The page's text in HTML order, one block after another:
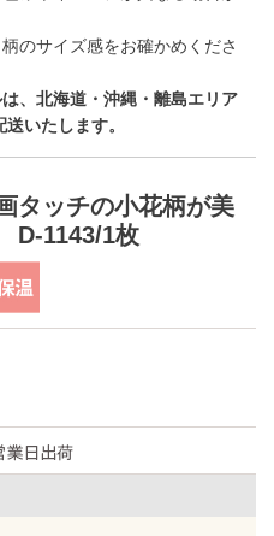
のサイズ感をお確かめくださ
、北海道・沖縄・離島エリア
いたします。
タッチの小花柄が美
D-1143/1枚